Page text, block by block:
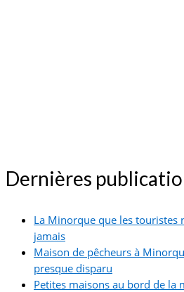
Dernières
La Minorque que les touristes
jamais
Maison de pêcheurs à
presque disparu
Petites maisons au bord de la